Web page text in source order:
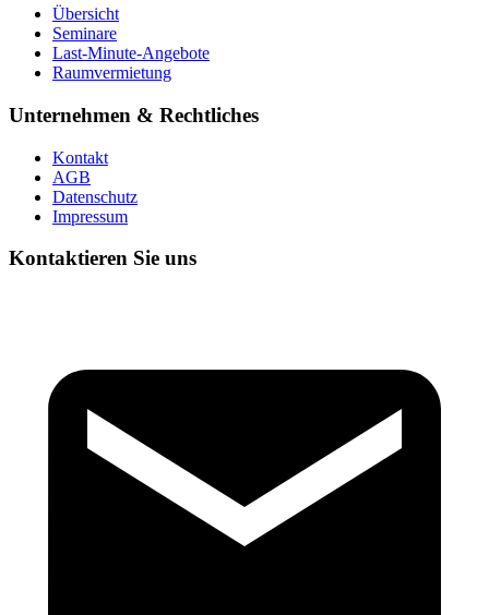
Übersicht
Seminare
Last-Minute-Angebote
Raumvermietung
Unternehmen & Rechtliches
Kontakt
AGB
Datenschutz
Impressum
Kontaktieren Sie uns